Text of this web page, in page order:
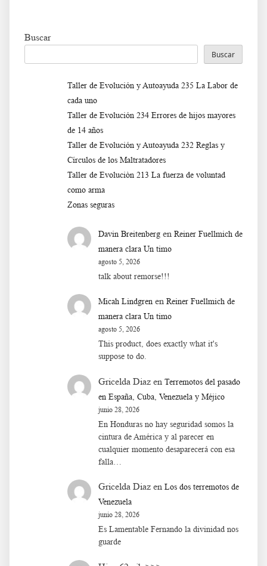
Buscar
Buscar
Taller de Evolución y Autoayuda 235 La Labor de
cada uno
Taller de Evolución 234 Errores de hijos mayores
de 14 años
Taller de Evolución y Autoayuda 232 Reglas y
Círculos de los Maltratadores
Taller de Evoluciòn 213 La fuerza de voluntad
como arma
Zonas seguras
Davin Breitenberg en Reiner Fuellmich de
manera clara Un timo
agosto 5, 2026
talk about remorse!!!
Micah Lindgren en Reiner Fuellmich de
manera clara Un timo
agosto 5, 2026
This product, does exactly what it's
suppose to do.
Gricelda Diaz en Terremotos del pasado
en España, Cuba, Venezuela y Méjico
junio 28, 2026
En Honduras no hay seguridad somos la
cintura de América y al parecer en
cualquier momento desaparecerá con esa
falla…
Gricelda Diaz en Los dos terremotos de
Venezuela
junio 28, 2026
Es Lamentable Fernando la divinidad nos
guarde